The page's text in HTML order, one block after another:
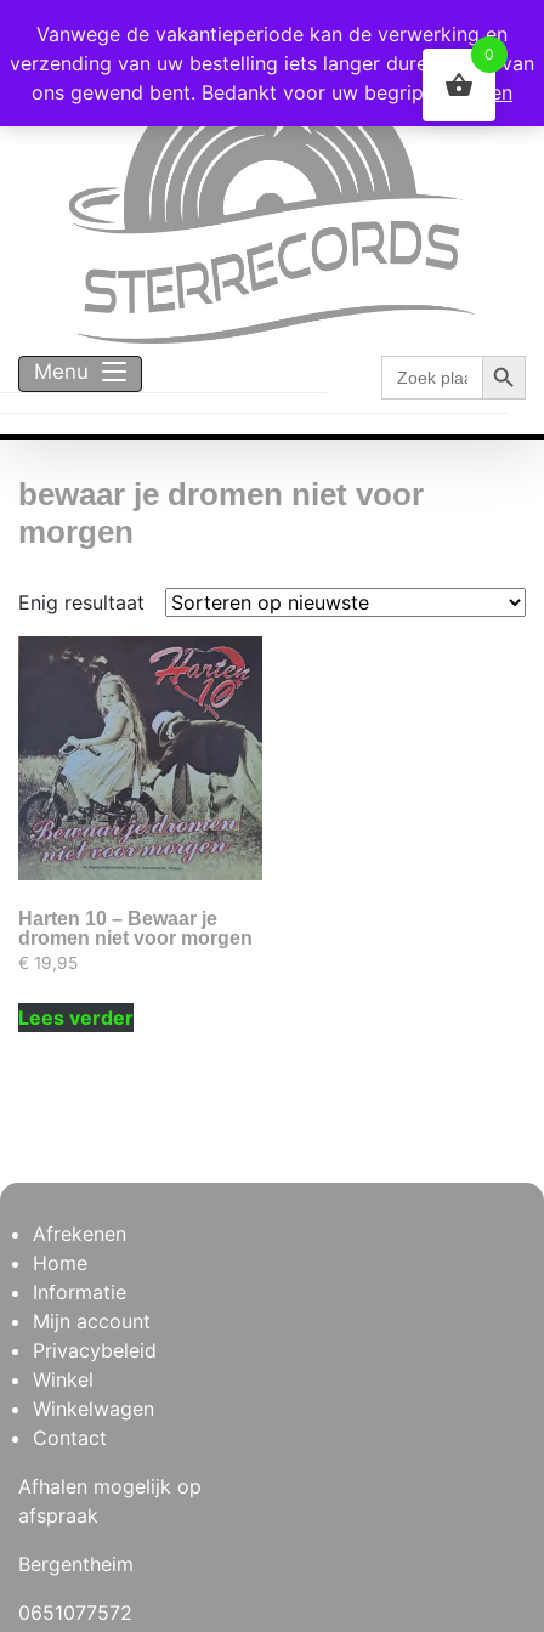
Voor 16:00 besteld = vandaag verzonden!
Menu
Zoek
naar:
bewaar je dromen niet voor
morgen
Enig resultaat
Harten 10 – Bewaar je
dromen niet voor morgen
€ 19,95
Lees verder
Afrekenen
Home
Informatie
Mijn account
Privacybeleid
Winkel
Winkelwagen
Contact
Afhalen mogelijk op
afspraak
Bergentheim
0651077572
Vanwege de vakantieperiode kan de verwerking en
verzending van uw bestelling iets langer duren dan u van
ons gewend bent. Bedankt voor uw begrip!
Negeren
0